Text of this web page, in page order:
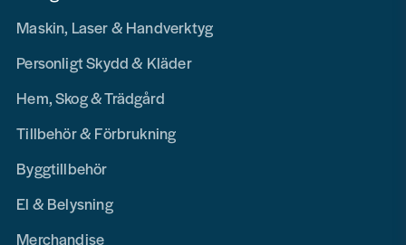
Maskin, Laser & Handverktyg
Personligt Skydd & Kläder
Hem, Skog & Trädgård
Tillbehör & Förbrukning
Byggtillbehör
El & Belysning
Merchandise